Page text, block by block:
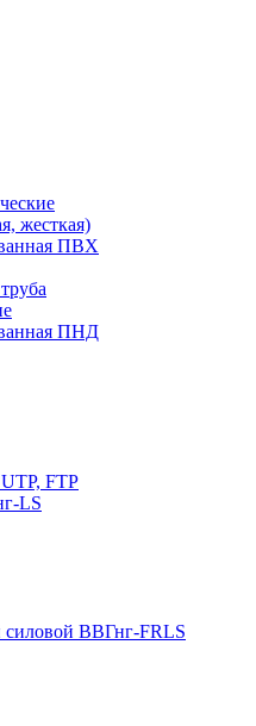
жесткая)
ПВХ
ПНД
FTP
LS
ВВГнг-FRLS